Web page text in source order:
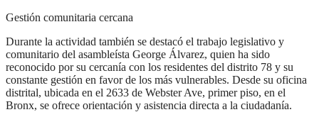
Gestión comunitaria cercana
Durante la actividad también se destacó el trabajo legislativo y
comunitario del asambleísta George Álvarez, quien ha sido
reconocido por su cercanía con los residentes del distrito 78 y su
constante gestión en favor de los más vulnerables. Desde su oficina
distrital, ubicada en el 2633 de Webster Ave, primer piso, en el
Bronx, se ofrece orientación y asistencia directa a la ciudadanía.